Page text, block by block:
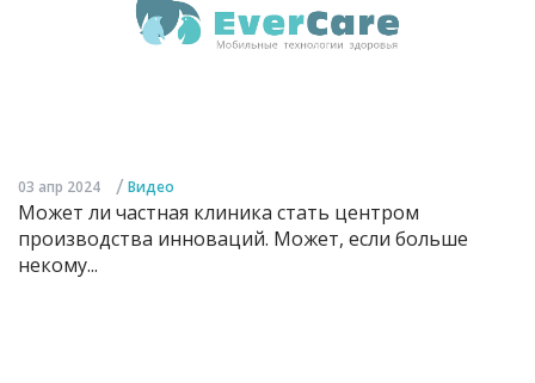
03 апр 2024 / Видео
Может ли частная клиника стать центром
производства инноваций. Может, если больше
некому...